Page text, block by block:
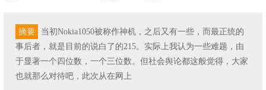
摘要
当初Nokia1050被称作神机，之后又有一些，而最正统的
事后者，就是目前的说白了的215。实际上我认为一些难题，由
于显著一个四位数，一个三位数。但社会舆论都这般觉得，大家
也就那么对待吧，此次从在网上